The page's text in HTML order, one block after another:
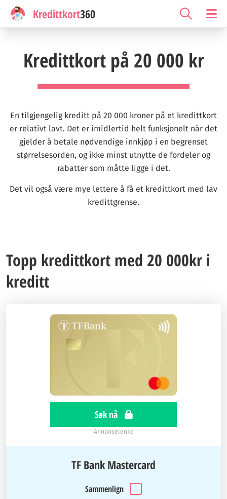
Kredittkort360
Kredittkort på 20 000 kr
En tilgjengelig kreditt på 20 000 kroner på et kredittkort
er relativt lavt. Det er imidlertid helt funksjonelt når det
gjelder å betale nødvendige innkjøp i en begrenset
størrelsesorden, og ikke minst utnytte de fordeler og
rabatter som måtte ligge i det.
Det vil også være mye lettere å få et kredittkort med lav
kredittgrense.
Topp kredittkort med 20 000kr i
kreditt
Søk nå
Annonselenke
TF Bank Mastercard
Sammenlign